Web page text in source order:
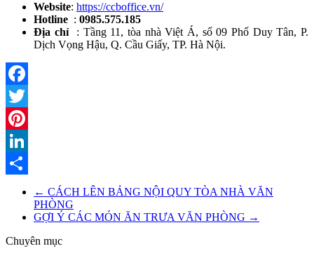
Website: https://ccboffice.vn/
Hotline : 0985.575.185
Địa chỉ
: Tầng 11, tòa nhà Việt Á, số 09 Phố Duy Tân, P.
Dịch Vọng Hậu, Q. Cầu Giấy, TP. Hà Nội.
Facebook
Twitter
Pinterest
LinkedIn
← CÁCH LÊN BẢNG NỘI QUY TÒA NHÀ VĂN
PHÒNG
GỢI Ý CÁC MÓN ĂN TRƯA VĂN PHÒNG →
Chuyên mục